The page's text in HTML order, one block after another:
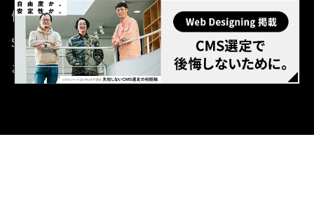
情報セキュリティ方針
SDGsに関する取り組み
お問い合わせ